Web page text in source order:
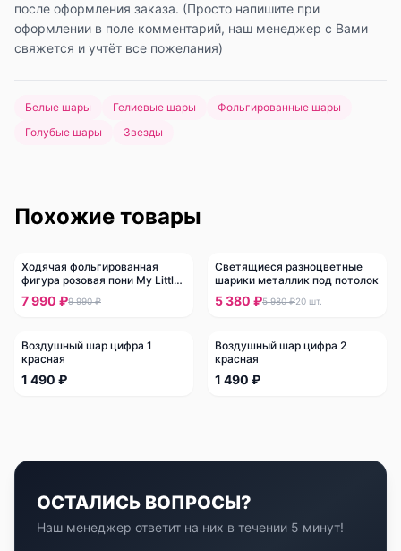
после оформления заказа. (Просто напишите при
оформлении в поле комментарий, наш менеджер с Вами
свяжется и учтёт все пожелания)
Белые шары Гелиевые шары
Фольгированные шары
Голубые шары
Звезды
Похожие товары
-20%
Ходячая фольгированная
фигура розовая пони My Little
Pony
7 990 ₽9 990 ₽
-10%
Светящиеся разноцветные
шарики металлик под потолок
5 380 ₽5 980 ₽20 шт.
Воздушный шар цифра 1
красная
1 490 ₽
Воздушный шар цифра 2
красная
1 490 ₽
ОСТАЛИСЬ ВОПРОСЫ?
Наш менеджер ответит на них в течении 5 минут!